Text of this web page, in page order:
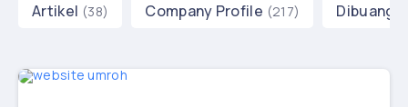
Artikel (38) Company Profile (217) Dibuang